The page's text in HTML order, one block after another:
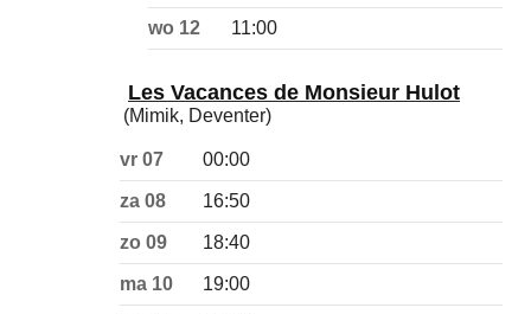
wo 12 11:00
Les Vacances de Monsieur Hulot
(Mimik, Deventer)
vr 07 00:00
za 08 16:50
zo 09 18:40
ma 10 19:00